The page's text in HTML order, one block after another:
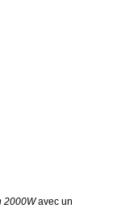
2000Wavec un